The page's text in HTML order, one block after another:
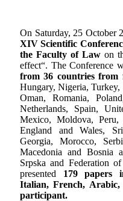
On Saturday, 25 October
XIV Scientific
the Faculty of Lawon
effect“. The Conference
from 36 countries from
Hungary, Nigeria,
Oman, Romania,
Netherlands, Spain,
Mexico, Moldova,
England and Wales,
Georgia, Morocco,
Macedonia and Bosnia
Srpska and Federation
presented 179 papers
Italian,French,
participant.